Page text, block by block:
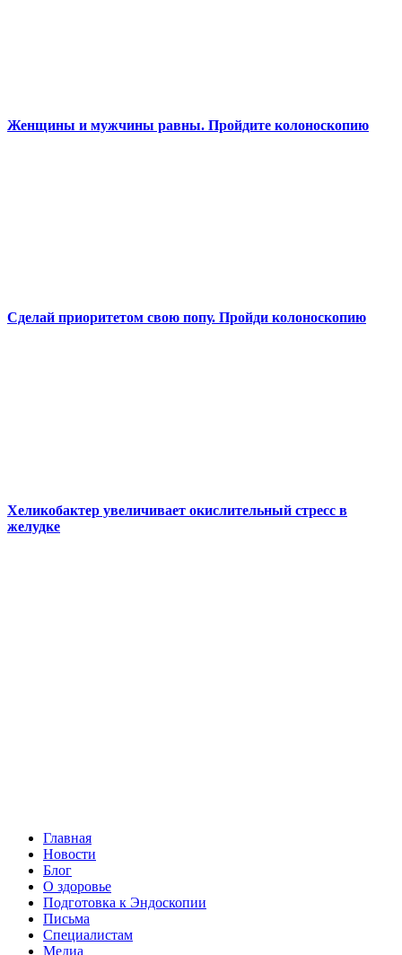
Женщины и мужчины равны. Пройдите колоноскопию
Сделай приоритетом свою попу. Пройди колоноскопию
Хеликобактер увеличивает окислительный стресс в
желудке
Главная
Новости
Блог
О здоровье
Подготовка к Эндоскопии
Письма
Специалистам
Медиа